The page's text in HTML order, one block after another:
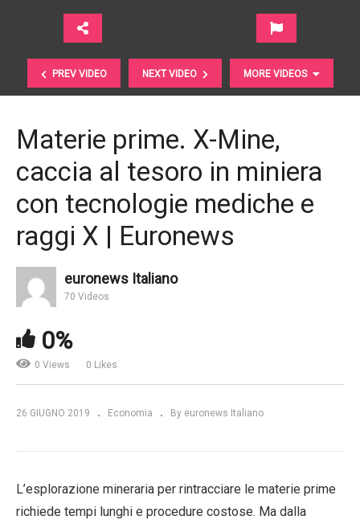
PREV VIDEO NEXT VIDEO MORE VIDEOS
Profitti. Contano ancora qualcosa per le aziende? |
Financial Times
Materie prime. X-Mine,
caccia al tesoro in miniera
con tecnologie mediche e
raggi X | Euronews
euronews Italiano
70 Videos
0%
0 Views 0 Likes
26 GIUGNO 2019 Economia By euronews Italiano
L’esplorazione mineraria per rintracciare le materie prime
richiede tempi lunghi e procedure costose. Ma dalla